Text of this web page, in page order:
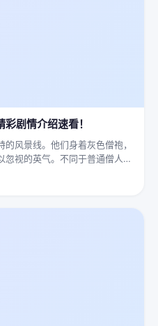
剧情介绍速看！
风景线。他们身着灰色僧袍，
视的英气。不同于普通僧人的
锐利的光，仿佛能洞穿一切虚